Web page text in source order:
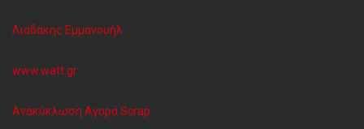
Λιαδάκης Εμμανουήλ
www.watt.gr
Ανακύκλωση Aγορά Scrap